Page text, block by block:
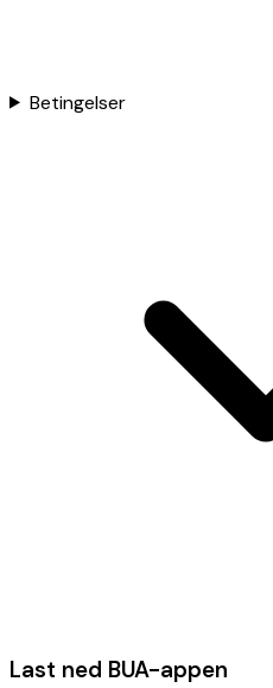
Betingelser
Last ned BUA-appen